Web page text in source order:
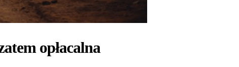
opłacalna